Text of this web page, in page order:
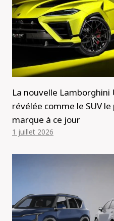
La nouvelle Lamborghini
révélée comme le SUV
marque à ce jour
1 juillet 2026